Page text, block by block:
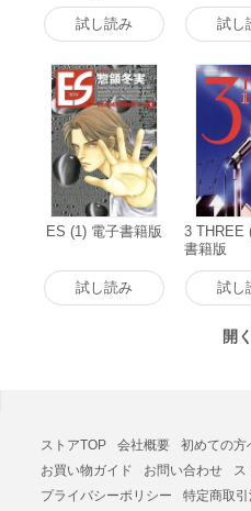
試し読み
試し
ES (1) 電子書籍版
試し読み
3 THREE
書籍版
試し
ストアTOP 会社概要 初めての方
お買い物ガイド
お問い合わせ
ス
プライバシーポリシー
特定商取